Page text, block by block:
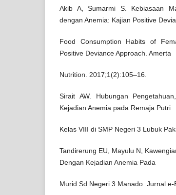
Akib A, Sumarmi S. Kebiasaan
dengan Anemia: Kajian Positive
Food Consumption Habits of
Positive Deviance Approach. Amerta
Nutrition. 2017;1(2):105–16.
Sirait AW. Hubungan
Kejadian Anemia pada Remaja Putri
Kelas VIII di SMP Negeri 3 Lubuk
Tandirerung EU, Mayulu N,
Dengan Kejadian Anemia Pada
Murid Sd Negeri 3 Manado. Jurnal